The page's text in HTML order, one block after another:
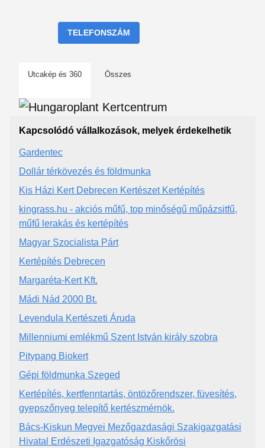
TELEFONSZÁM
Utcakép és 360 Összes
Kapcsolódó vállalkozások, melyek érdekelhetik
Gardentec
Dollár térkövezés és földmunka
Kis Házi Kert Debrecen Kertészet Kertépítés
kingrass.hu - akciós műfű, top minőségű műpázsitfű,
műfű lerakás és kertépítés
Magyar Szocialista Párt
Kertépítés Debrecen
Margaréta-Kert Kft.
Mádi Nád 2000 Bt.
Levendula Kertészeti Áruda
Millenniumi emlékmű Szent István király szobra
Pitypang Biokert
Gépi földmunka Szeged
Kertépítés, kertfenntartás, öntözőrendszer, füvesítés,
gyepszőnyeg telepítő kertészmérnök.
Bács-Kiskun Megyei Mezőgazdasági Szakigazgatási
Hivatal Erdészeti Igazgatóság Kiskőrösi